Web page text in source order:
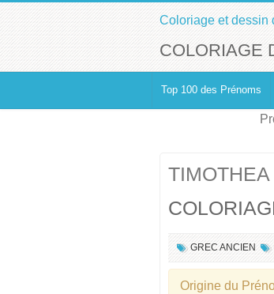
Coloriage et dessin
COLORIAGE
Top 100 des Prénoms
TIMOTHEA
GREC ANCIEN
Origine du